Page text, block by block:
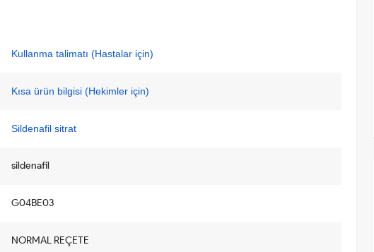
Kullanma talimatı (Hastalar için)
Kısa ürün bilgisi (Hekimler için)
Sildenafil sitrat
sildenafil
G04BE03
NORMAL REÇETE